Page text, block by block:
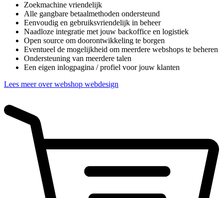
Zoekmachine vriendelijk
Alle gangbare betaalmethoden ondersteund
Eenvoudig en gebruiksvriendelijk in beheer
Naadloze integratie met jouw backoffice en logistiek
Open source om doorontwikkeling te borgen
Eventueel de mogelijkheid om meerdere webshops te beheren
Ondersteuning van meerdere talen
Een eigen inlogpagina / profiel voor jouw klanten
Lees meer over webshop webdesign